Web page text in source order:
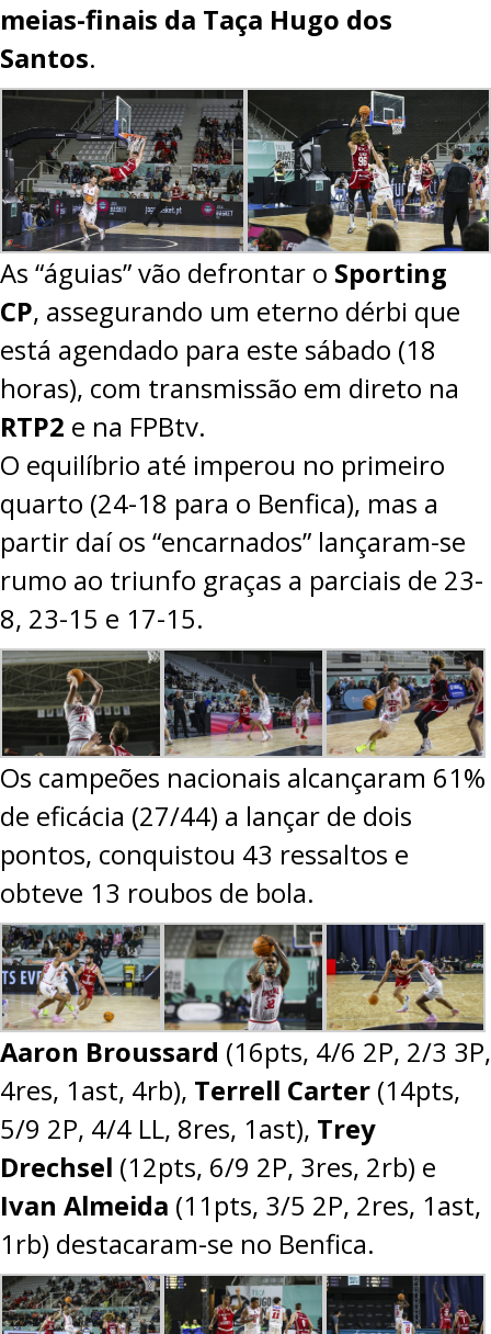
meias-finais da Taça Hugo dos
Santos.
As “águias” vão defrontar o Sporting
CP, assegurando um eterno dérbi que
está agendado para este sábado (18
horas), com transmissão em direto na
RTP2 e na FPBtv.
O equilíbrio até imperou no primeiro
quarto (24-18 para o Benfica), mas a
partir daí os “encarnados” lançaram-se
rumo ao triunfo graças a parciais de 23-
8, 23-15 e 17-15.
Os campeões nacionais alcançaram 61%
de eficácia (27/44) a lançar de dois
pontos, conquistou 43 ressaltos e
obteve 13 roubos de bola.
Aaron Broussard (16pts, 4/6 2P, 2/3 3P,
4res, 1ast, 4rb), Terrell Carter (14pts,
5/9 2P, 4/4 LL, 8res, 1ast), Trey
Drechsel (12pts, 6/9 2P, 3res, 2rb) e
Ivan Almeida (11pts, 3/5 2P, 2res, 1ast,
1rb) destacaram-se no Benfica.